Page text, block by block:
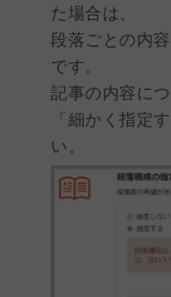
た場合は、
段落ごとの内
です。
記事の内容に
「細かく指定
い。